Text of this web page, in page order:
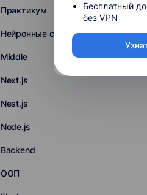
Практикум
Нейронные сети
Middle
Next.js
Nest.js
Node.js
Backend
ООП
Бесплатный
без VPN